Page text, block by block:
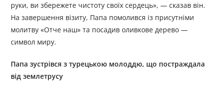
руки, ви збережете чистоту своїх сердець», — сказав він.
На завершення візиту, Папа помолився із присутніми
молитву «Отче наш» та посадив оливкове дерево —
символ миру.
Папа зустрівся з турецькою молоддю, що постраждала
від землетрусу